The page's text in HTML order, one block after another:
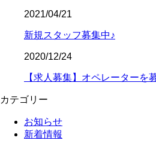
2021/04/21
新規スタッフ募集中♪
2020/12/24
【求人募集】オペレーターを
カテゴリー
お知らせ
新着情報